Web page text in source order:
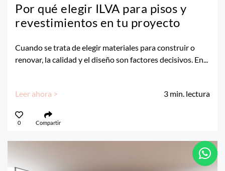
Por qué elegir ILVA para pisos y
revestimientos en tu proyecto
Cuando se trata de elegir materiales para construir o
renovar, la calidad y el diseño son factores decisivos. En...
Leer ahora > 3 min. lectura
0 Compartir